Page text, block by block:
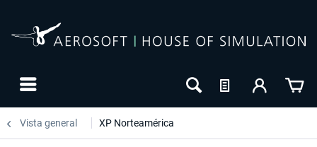
Vista general XP Norteamérica